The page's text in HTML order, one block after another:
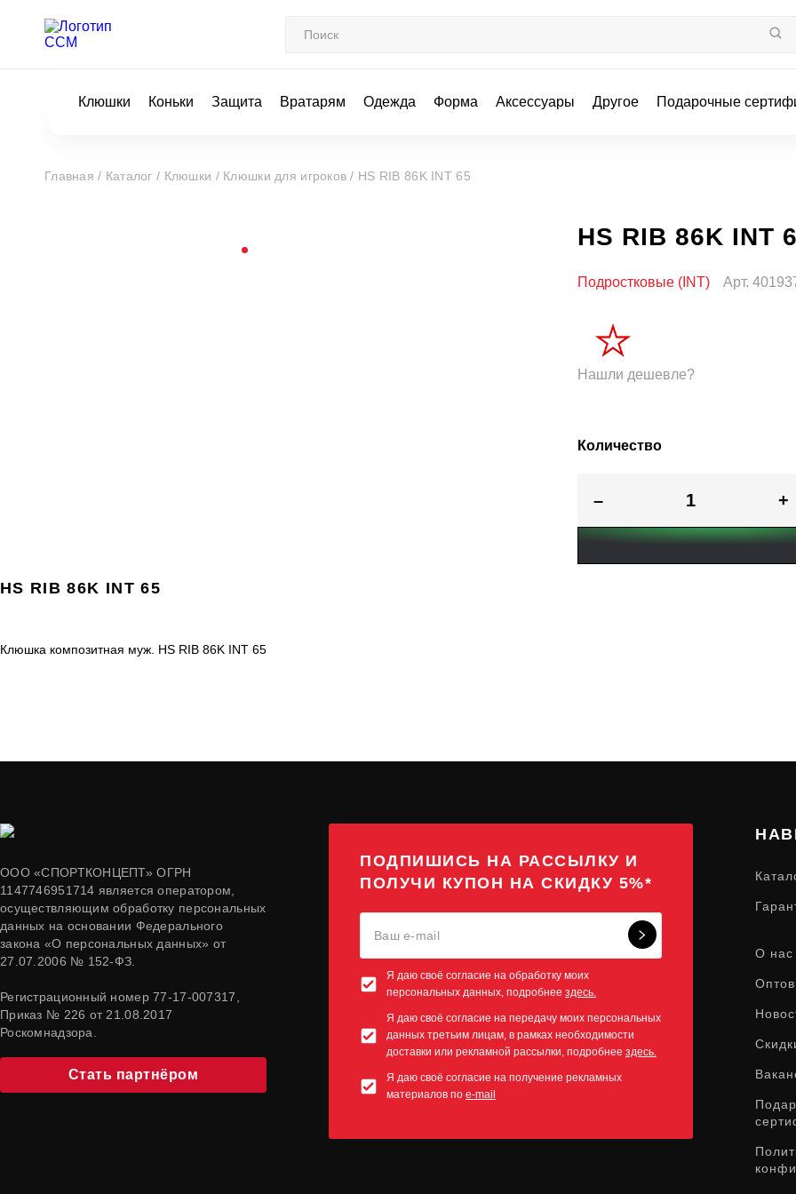
Клюшки Коньки Защита Вратарям Одежда Форма Аксессуары Другое Подарочные
Главная / Каталог / Клюшки / Клюшки для игроков / HS RIB 86K INT 65
HS RIB 86K INT
Подростковые (INT) Арт.
Нашли дешевле?
Количество
– +
HS RIB 86K INT 65
Клюшка композитная муж. HS RIB 86K INT 65
ООО «СПОРТКОНЦЕПТ» ОГРН
1147746951714 является оператором,
осуществляющим обработку персональных
данных на основании Федерального
закона «О персональных данных» от
27.07.2006 № 152-ФЗ.
Регистрационный номер 77-17-007317,
Приказ № 226 от 21.08.2017
Роскомнадзора.
Стать партнёром
ПОДПИШИСЬ НА РАССЫЛКУ И
ПОЛУЧИ КУПОН НА СКИДКУ 5%*
Я даю своё согласие на обработку моих
персональных данных, подробнее здесь.
Я даю своё согласие на передачу моих персональных
данных третьим лицам, в рамках необходимости
доставки или рекламной рассылки, подробнее здесь.
Я даю своё согласие на получение рекламных
материалов по e-mail
О нас